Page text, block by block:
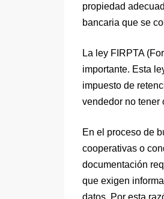
propiedad
bancaria que se
La ley FIRPTA
importante. Esta
impuesto de
vendedor no tener
En el proceso de
cooperativas o
documentación
que exigen
datos. Por esta